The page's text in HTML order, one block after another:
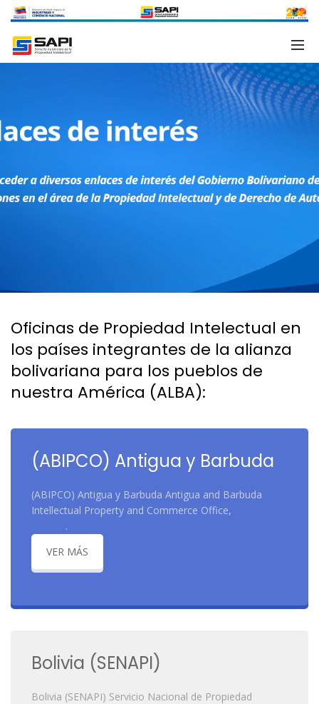
Oficinas de Propiedad Intelectual en
los países integrantes de la alianza
bolivariana para los pueblos de
nuestra América (ALBA):
(ABIPCO) Antigua y Barbuda
(ABIPCO) Antigua y Barbuda Antigua and Barbuda
Intellectual Property and Commerce Office,
.
VER MÁS
Bolivia (SENAPI)
Bolivia (SENAPI) Servicio Nacional de Propiedad